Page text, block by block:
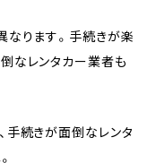
なります。手続きが楽
なレンタカー業者も
手続きが面倒なレンタ